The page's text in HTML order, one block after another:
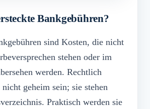
Bankgebühren?
sind Kosten, die nicht
stehen oder im
werden. Rechtlich
nicht geheim sein; sie stehen
Praktisch werden sie